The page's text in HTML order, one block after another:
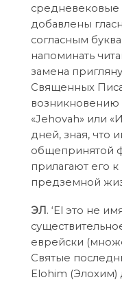
средневековые
добавлены
согласным
напоминать
замена
Священных
возникновению
«Jehovah» или
дней, зная, что
общепринятой
прилагают его
предземной
ЭЛ. ‘El это не
еврейски
Святые
Elohim (Элохим)